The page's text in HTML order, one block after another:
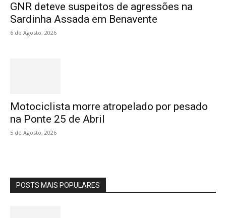
GNR deteve suspeitos de agressões na
Sardinha Assada em Benavente
6 de Agosto, 2026
Motociclista morre atropelado por pesado
na Ponte 25 de Abril
5 de Agosto, 2026
POSTS MAIS POPULARES